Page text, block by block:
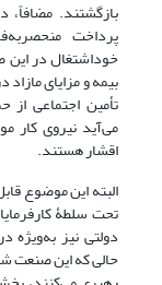
پرداخت
خوداشتغال در
بیمه و مزایای
تأمین اجتماعی از
می‌آید نیروی کار
اقشار هستند.
البته این موضوع
تحت سلطۀ
دولتی نیز به‌ویژه
حالی که این صنعت